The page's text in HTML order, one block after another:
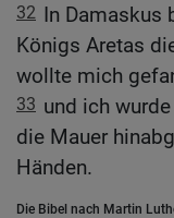
32 In Damaskus
Königs Aretas
wollte mich
33 und ich
die Mauer
Händen.
Die Bibel nach Martin